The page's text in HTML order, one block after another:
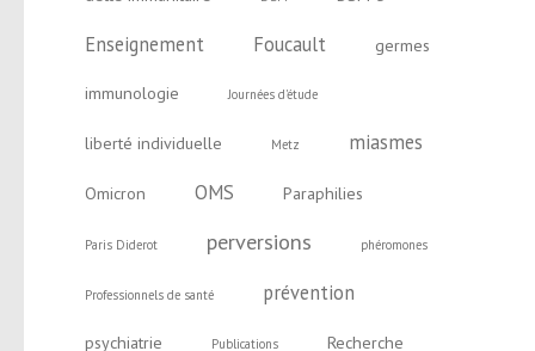
Enseignement Foucault germes
immunologie Journées d'étude
liberté individuelle Metz miasmes
Omicron OMS Paraphilies
Paris Diderot perversions phéromones
Professionnels de santé prévention
psychiatrie Publications Recherche